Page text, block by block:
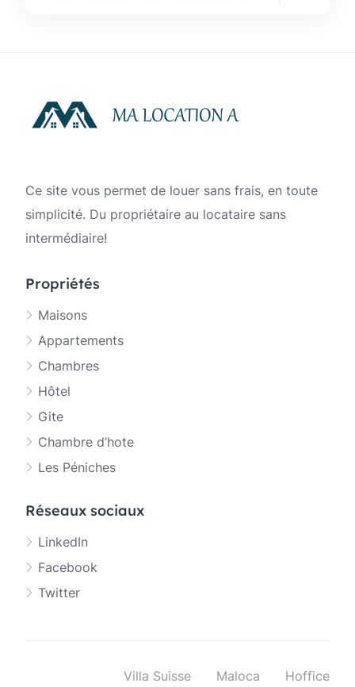
Ce site vous permet de louer sans frais, en toute
simplicité. Du propriétaire au locataire sans
intermédiaire!
Propriétés
Maisons
Appartements
Chambres
Hôtel
Gite
Chambre d’hote
Les Péniches
Réseaux sociaux
LinkedIn
Facebook
Twitter
Villa Suisse Maloca Hoffice